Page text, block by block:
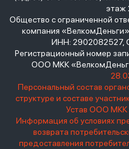
этаж
Общество с ограниченной
компания
ИНН: 2902082527,
Регистрационный номер
ООО МКК
Персональный состав
структуре и составе
Устав ООО МКК
Информация об условиях
возврата
предоставления